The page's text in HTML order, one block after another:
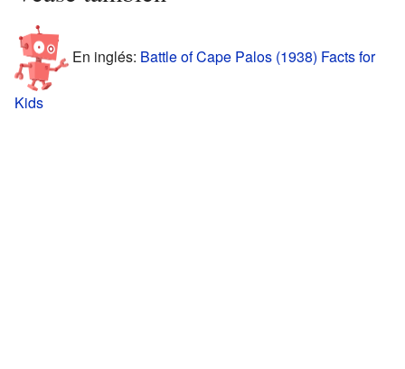
En inglés: Battle of Cape Palos (1938) Facts for
Kids